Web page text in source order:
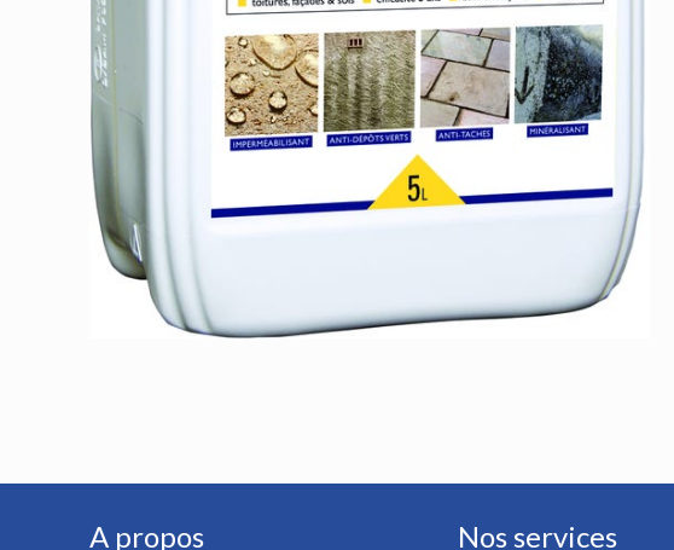
A propos Nos services